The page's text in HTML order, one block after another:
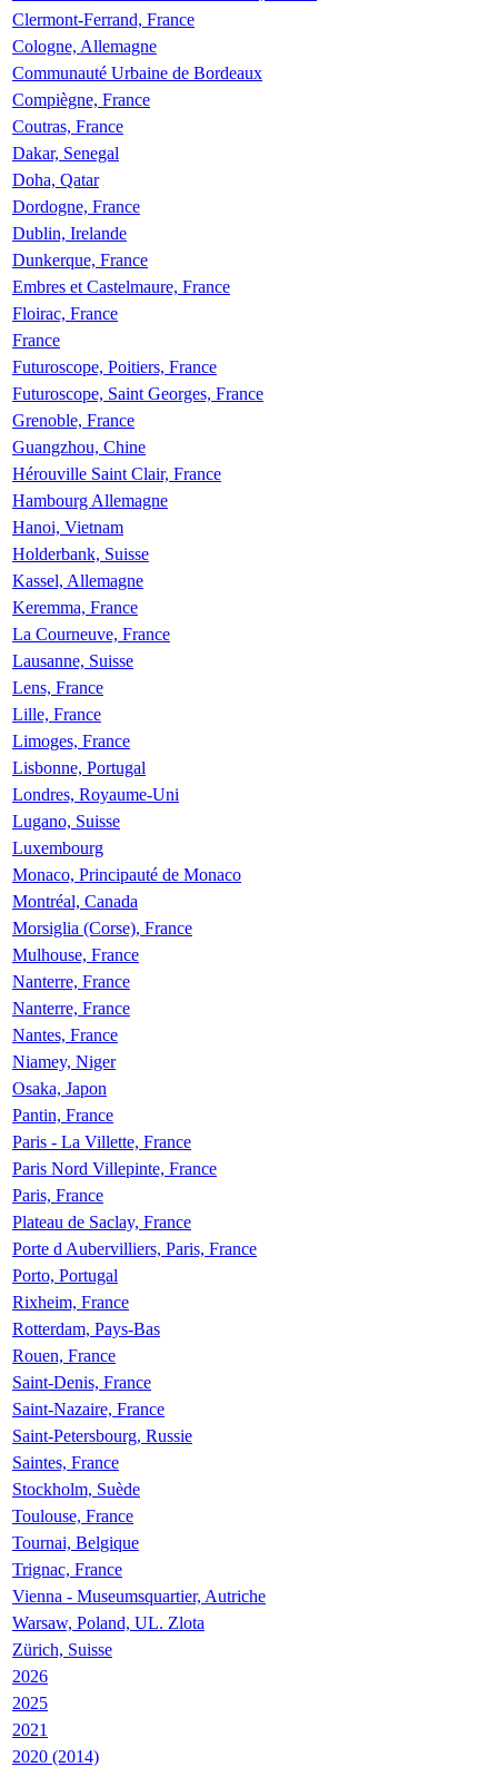
Clermont-Ferrand, France
Cologne, Allemagne
Communauté Urbaine de Bordeaux
Compiègne, France
Coutras, France
Dakar, Senegal
Doha, Qatar
Dordogne, France
Dublin, Irelande
Dunkerque, France
Embres et Castelmaure, France
Floirac, France
France
Futuroscope, Poitiers, France
Futuroscope, Saint Georges, France
Grenoble, France
Guangzhou, Chine
Hérouville Saint Clair, France
Hambourg Allemagne
Hanoi, Vietnam
Holderbank, Suisse
Kassel, Allemagne
Keremma, France
La Courneuve, France
Lausanne, Suisse
Lens, France
Lille, France
Limoges, France
Lisbonne, Portugal
Londres, Royaume-Uni
Lugano, Suisse
Luxembourg
Monaco, Principauté de Monaco
Montréal, Canada
Morsiglia (Corse), France
Mulhouse, France
Nanterre, France
Nanterre, France
Nantes, France
Niamey, Niger
Osaka, Japon
Pantin, France
Paris - La Villette, France
Paris Nord Villepinte, France
Paris, France
Plateau de Saclay, France
Porte d Aubervilliers, Paris, France
Porto, Portugal
Rixheim, France
Rotterdam, Pays-Bas
Rouen, France
Saint-Denis, France
Saint-Nazaire, France
Saint-Petersbourg, Russie
Saintes, France
Stockholm, Suède
Toulouse, France
Tournai, Belgique
Trignac, France
Vienna - Museumsquartier, Autriche
Warsaw, Poland, UL. Zlota
Zürich, Suisse
2026
2025
2021
2020 (2014)